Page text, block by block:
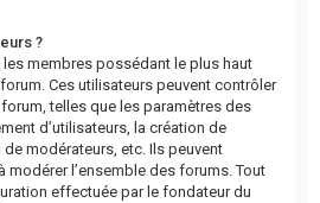
?
membres possédant le plus haut
Ces utilisateurs peuvent contrôler
telles que les paramètres des
d’utilisateurs, la création de
modérateurs, etc. Ils peuvent
modérer l’ensemble des forums. Tout
effectuée par le fondateur du